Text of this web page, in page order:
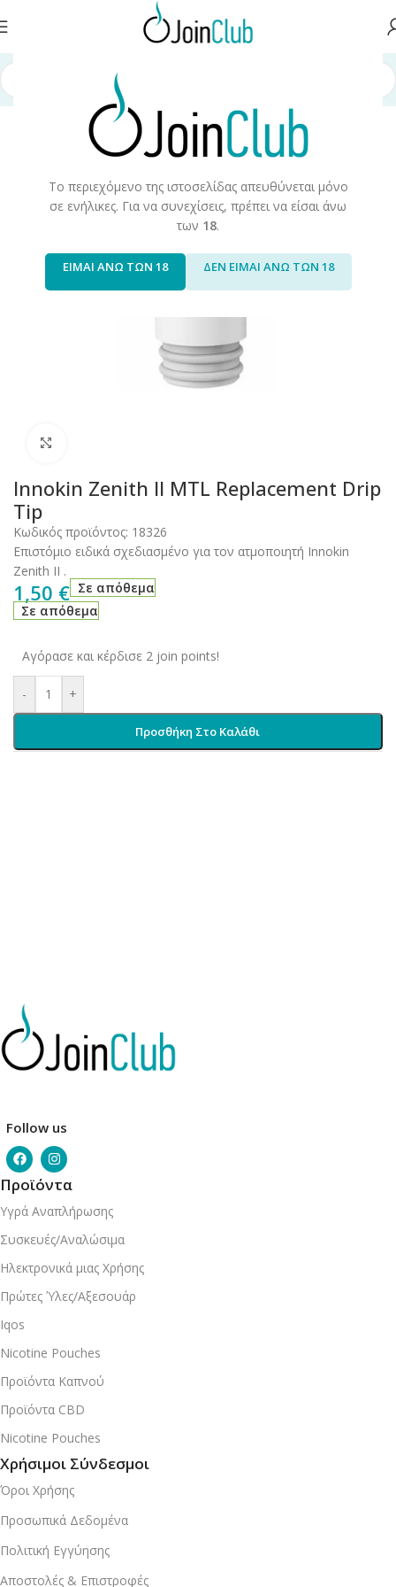
Το περιεχόμενο της ιστοσελίδας απευθύνεται μόνο
σε ενήλικες. Για να συνεχίσεις, πρέπει να είσαι άνω
των 18.
ΕΙΜΑΙ ΑΝΩ ΤΩΝ 18 ΔΕΝ ΕΙΜΑΙ ΑΝΩ ΤΩΝ 18
Πρώτες Ύλες/Αξεσουάρ
Innokin Zenith II MTL Replacement Drip
Tip
Κωδικός προϊόντος: 18326
Επιστόμιο ειδικά σχεδιασμένο για τον ατμοποιητή Innokin
Zenith II .
1,50 € Σε απόθεμα
Σε απόθεμα
Αγόρασε και κέρδισε 2 join points!
- +
Προσθήκη Στο Καλάθι
Follow us
Προϊόντα
Υγρά Αναπλήρωσης
Συσκευές/Αναλώσιμα
Ηλεκτρονικά μιας Χρήσης
Πρώτες Ύλες/Αξεσουάρ
Iqos
Nicotine Pouches
Προϊόντα Καπνού
Προϊόντα CBD
Nicotine Pouches
Χρήσιμοι Σύνδεσμοι
Όροι Χρήσης
Προσωπικά Δεδομένα
Πολιτική Εγγύησης
Αποστολές & Επιστροφές